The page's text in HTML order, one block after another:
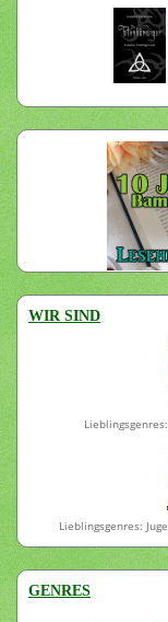
WIR SIND
Lieblingsgenres:
GENRES